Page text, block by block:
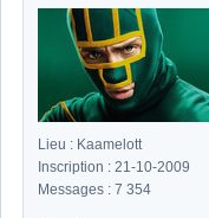
Lieu : Kaamelott
Inscription : 21-10-2009
Messages : 7 354